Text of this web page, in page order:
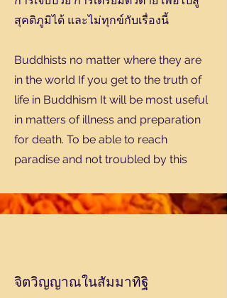
สุคติภูมิได้ และไม่ทุกข์กับเรื่องนี้
Buddhists no matter where they are
in the world If you get to the truth of
life in Buddhism It will be most useful
in matters of illness and preparation
for death. To be able to reach
paradise and not troubled by this
จิตวิญญาณในสัมมาทิฐิ